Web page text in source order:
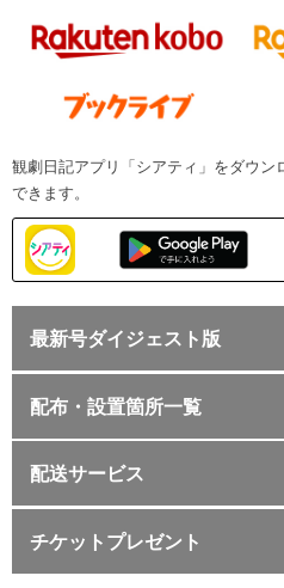
観劇日記アプリ「シアティ」をダウ
できます。
最新号ダイジェスト版
配布・設置箇所一覧
配送サービス
チケットプレゼント